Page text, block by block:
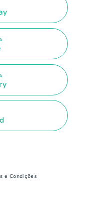
e Condições